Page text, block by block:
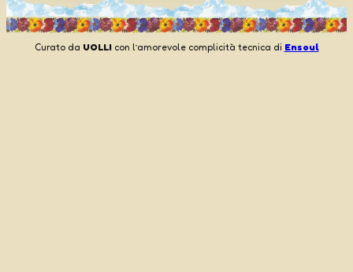
Curato da UOLLIcon l’amorevole complicità tecnica di Ensoul